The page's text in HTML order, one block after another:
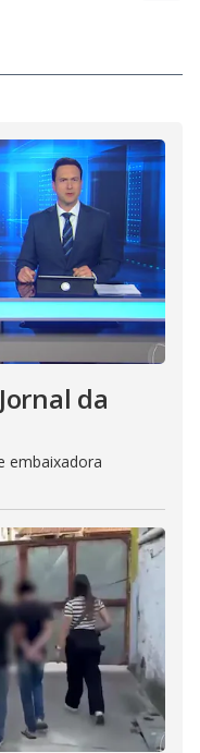
da
embaixadora